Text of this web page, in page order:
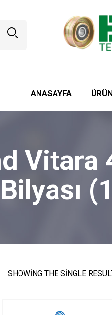
ANASAYFA
Vitara
SHOWING THE SINGLE